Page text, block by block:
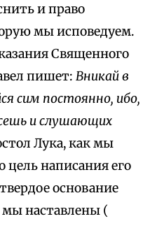
и право
мы исповедуем.
Священного
пишет: Вникай в
сим постоянно, ибо,
и слушающих
Лука, как мы
цель написания его
основание
мы наставлены (